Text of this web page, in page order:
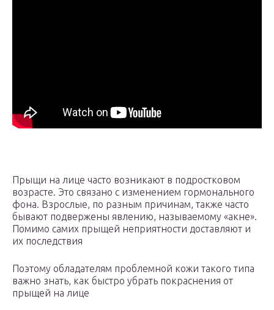
Прыщи на лице часто возникают в подростковом
возрасте. Это связано с изменением гормонального
фона. Взрослые, по разным причинам, также часто
бывают подвержены явлению, называемому «акне».
Помимо самих прыщей неприятности доставляют и
их последствия
Поэтому обладателям проблемной кожи такого типа
важно знать, как быстро убрать покраснения от
прыщей на лице